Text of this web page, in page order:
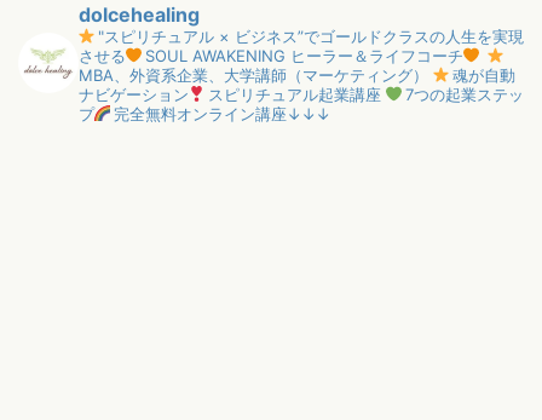
dolcehealing
"スピリチュアル × ビジネス”でゴールドクラスの人生を実現
させる
SOUL AWAKENING ヒーラー＆ライフコーチ
MBA、外資系企業、大学講師（マーケティング）
魂が自動
ナビゲーション
スピリチュアル起業講座
7つの起業ステッ
プ
完全無料オンライン講座↓↓↓